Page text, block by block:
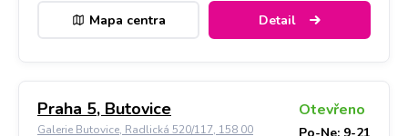
Mapa centra Detail
Praha 5, Butovice
Galerie Butovice, Radlická 520/117, 158 00
Otevřeno